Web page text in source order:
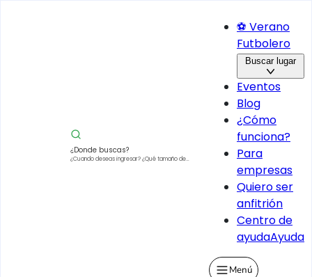
¿Donde buscas?
¿Cuando deseas ingresar?¿Qué tamaño de
⚽ Verano
Futbolero
Buscar lugar
Eventos
Blog
¿Cómo
funciona?
Para
empresas
Quiero ser
anfitrión
Centro de
ayudaAyuda
Menú